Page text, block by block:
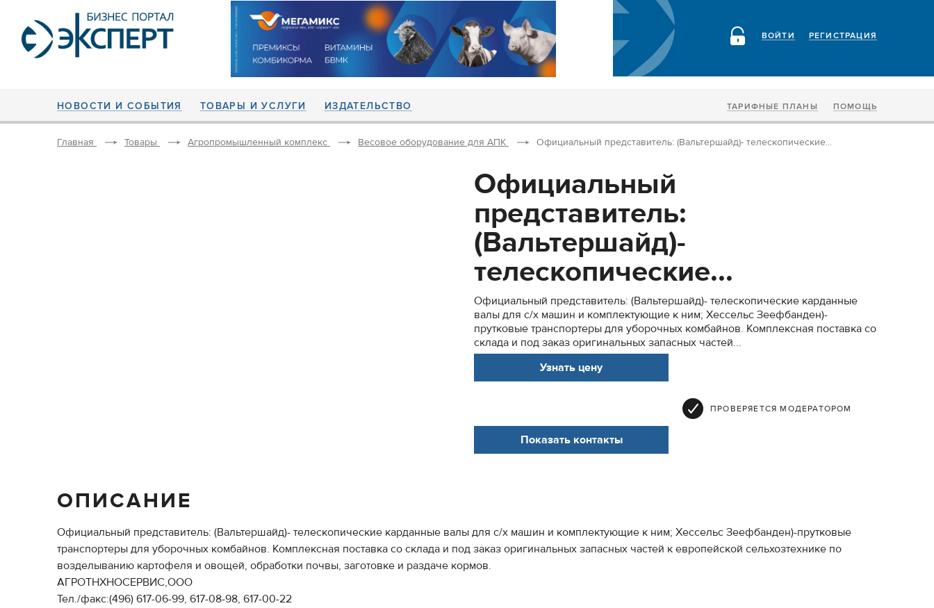
РЕГИСТРАЦИЯ
ВОЙТИ
НОВОСТИ И СОБЫТИЯ ТОВАРЫ И УСЛУГИ ИЗДАТЕЛЬСТВО ТАРИФНЫЕ ПЛАНЫ ПОМОЩЬ
Главная Товары Агропромышленный комплекс Весовое оборудование для АПК Официальный представитель: (Вальтершайд)- телескопические...
Официальный
представитель:
(Вальтершайд)-
телескопические...
Официальный представитель: (Вальтершайд)- телескопические карданные
валы для с/х машин и комплектующие к ним; Хессельс Зеефбанден)-
прутковые транспортеры для уборочных комбайнов. Комплексная поставка со
склада и под заказ оригинальных запасных частей...
Узнать цену
ПРОВЕРЯЕТСЯ МОДЕРАТОРОМ
Показать контакты
ОПИСАНИЕ
Официальный представитель: (Вальтершайд)- телескопические карданные валы для с/х машин и комплектующие к ним; Хессельс Зеефбанден)-прутковые
транспортеры для уборочных комбайнов. Комплексная поставка со склада и под заказ оригинальных запасных частей к европейской сельхозтехнике по
возделыванию картофеля и овощей, обработки почвы, заготовке и раздаче кормов.
АГРОТНХНОСЕРВИС,ООО
Тел./факс:(496) 617-06-99, 617-08-98, 617-00-22